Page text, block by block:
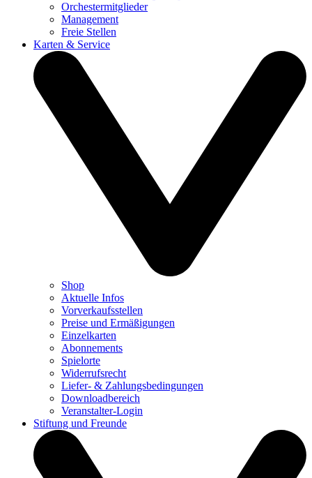
Orchestermitglieder
Management
Freie Stellen
Karten & Service
Shop
Aktuelle Infos
Vorverkaufsstellen
Preise und Ermäßigungen
Einzelkarten
Abonnements
Spielorte
Widerrufsrecht
Liefer- & Zahlungsbedingungen
Downloadbereich
Veranstalter-Login
Stiftung und Freunde